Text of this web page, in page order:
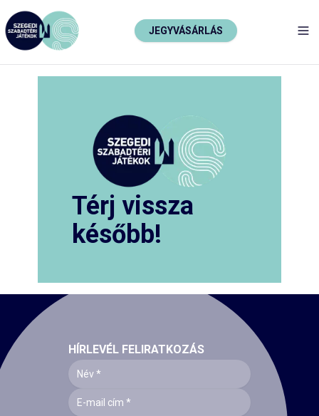
JEGYVÁSÁRLÁS
Térj vissza
később!
HÍRLEVÉL FELIRATKOZÁS